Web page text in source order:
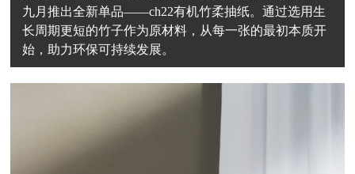
九月推出全新单品——ch22有机竹柔抽纸。通过选用生
长周期更短的竹子作为原材料，从每一张的最初本质开
始，助力环保可持续发展。